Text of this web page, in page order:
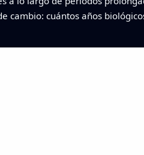
cambio: cuántos años